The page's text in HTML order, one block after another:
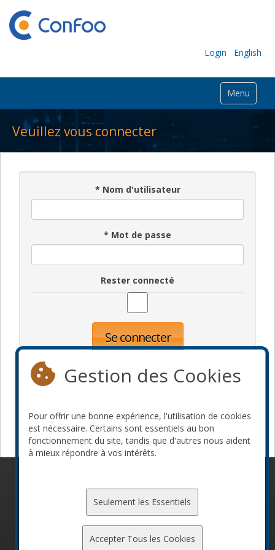
Login English
Menu
Veuillez vous connecter
* Nom d'utilisateur
* Mot de passe
Rester connecté
Se connecter
Devenir commanditaire
Gestion des Cookies
Pour offrir une bonne expérience, l'utilisation de cookies
est nécessaire. Certains sont essentiels au bon
fonctionnement du site, tandis que d'autres nous aident
à mieux répondre à vos intérêts.
Seulement les Essentiels
Accepter Tous les Cookies